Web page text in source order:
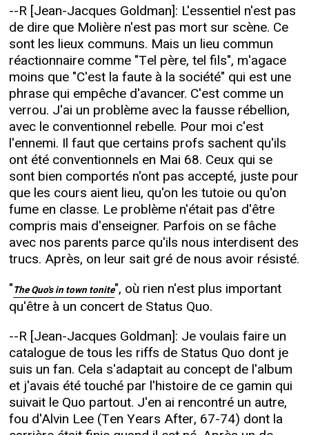
--R [Jean-Jacques Goldman]: L'essentiel n'est pas
de dire que Molière n'est pas mort sur scène. Ce
sont les lieux communs. Mais un lieu commun
réactionnaire comme "Tel père, tel fils", m'agace
moins que "C'est la faute à la société" qui est une
phrase qui empêche d'avancer. C'est comme un
verrou. J'ai un problème avec la fausse rébellion,
avec le conventionnel rebelle. Pour moi c'est
l'ennemi. Il faut que certains profs sachent qu'ils
ont été conventionnels en Mai 68. Ceux qui se
sont bien comportés n'ont pas accepté, juste pour
que les cours aient lieu, qu'on les tutoie ou qu'on
fume en classe. Le problème n'était pas d'être
compris mais d'enseigner. Parfois on se fâche
avec nos parents parce qu'ils nous interdisent des
trucs. Après, on leur sait gré de nous avoir résisté.
"The Quo's in town tonite", où rien n'est plus important
qu'être à un concert de Status Quo.
--R [Jean-Jacques Goldman]: Je voulais faire un
catalogue de tous les riffs de Status Quo dont je
suis un fan. Cela s'adaptait au concept de l'album
et j'avais été touché par l'histoire de ce gamin qui
suivait le Quo partout. J'en ai rencontré un autre,
fou d'Alvin Lee (Ten Years After, 67-74) dont la